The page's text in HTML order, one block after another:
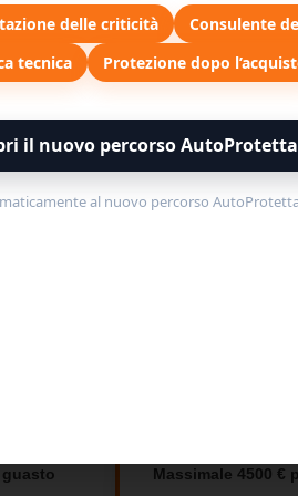
guasto Massimale 4500 €
delle criticità Consulente
tecnica
Protezione dopo
il nuovo percorso AutoProtetta
al nuovo percorso